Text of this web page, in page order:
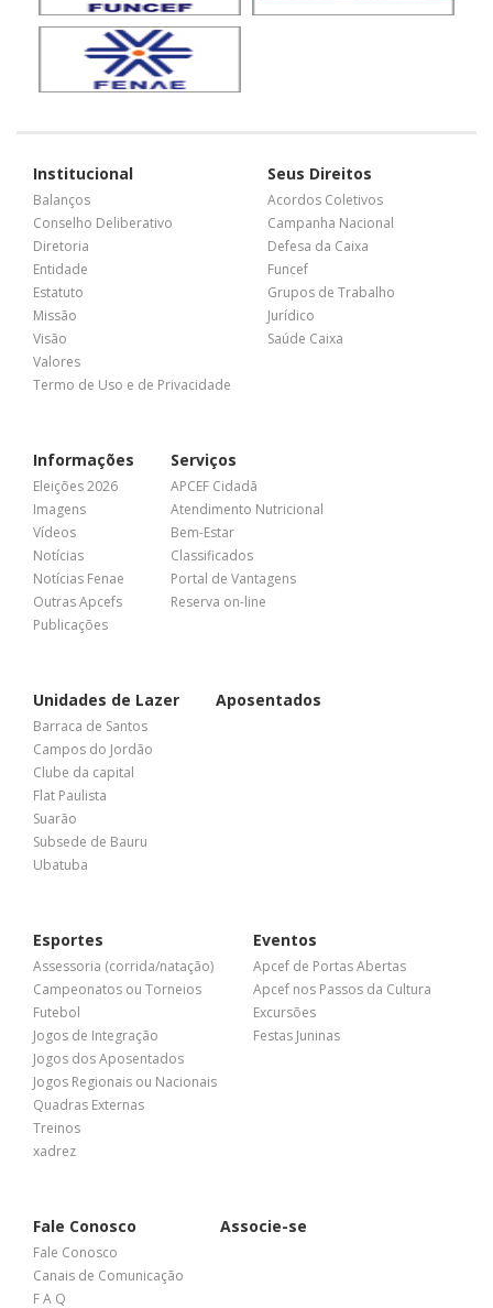
Institucional
Balanços
Conselho Deliberativo
Diretoria
Entidade
Estatuto
Missão
Visão
Valores
Termo de Uso e de Privacidade
Seus Direitos
Acordos Coletivos
Campanha Nacional
Defesa da Caixa
Funcef
Grupos de Trabalho
Jurídico
Saúde Caixa
Informações
Eleições 2026
Imagens
Vídeos
Notícias
Notícias Fenae
Outras Apcefs
Publicações
Serviços
APCEF Cidadã
Atendimento Nutricional
Bem-Estar
Classificados
Portal de Vantagens
Reserva on-line
Unidades de Lazer
Barraca de Santos
Campos do Jordão
Clube da capital
Flat Paulista
Suarão
Subsede de Bauru
Ubatuba
Aposentados
Esportes
Assessoria (corrida/natação)
Campeonatos ou Torneios
Futebol
Jogos de Integração
Jogos dos Aposentados
Jogos Regionais ou Nacionais
Quadras Externas
Treinos
xadrez
Eventos
Apcef de Portas Abertas
Apcef nos Passos da Cultura
Excursões
Festas Juninas
Fale Conosco
Fale Conosco
Canais de Comunicação
F A Q
Associe-se